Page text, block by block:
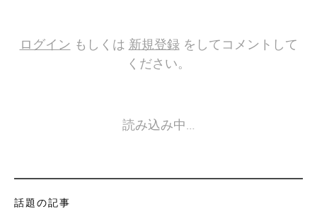
ログイン もしくは 新規登録をしてコメントして
ください。
読み込み中…
話題の記事